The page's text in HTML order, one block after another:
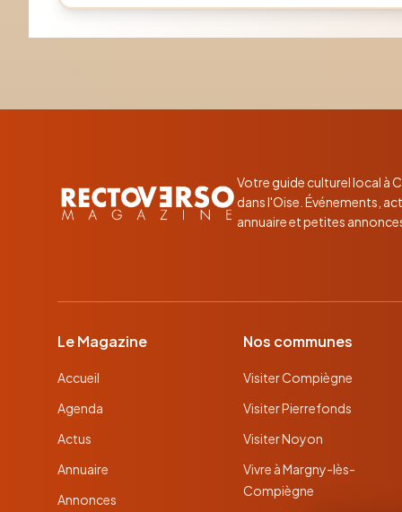
Votre guide culturel local à
dans l'Oise. Événements,
annuaire et petites
Le Magazine
Accueil
Agenda
Actus
Annuaire
Annonces
Nos communes
Visiter Compiègne
Visiter Pierrefonds
Visiter Noyon
Vivre à Margny-lès-
Compiègne